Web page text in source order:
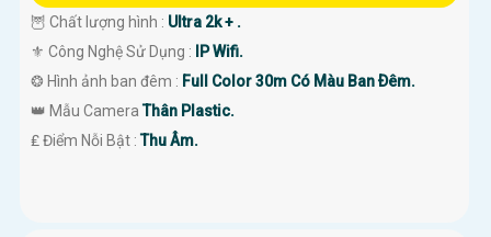
🦉 Chất lượng hình : Ultra 2k + .
⚜️ Công Nghệ Sử Dụng :
IP Wifi.
❂ Hình ảnh ban đêm : Full Color 30m Có Màu Ban Ðêm.
👑 Mẫu CameraThân Plastic.
️₤ Điểm Nỗi Bật :Thu Âm.